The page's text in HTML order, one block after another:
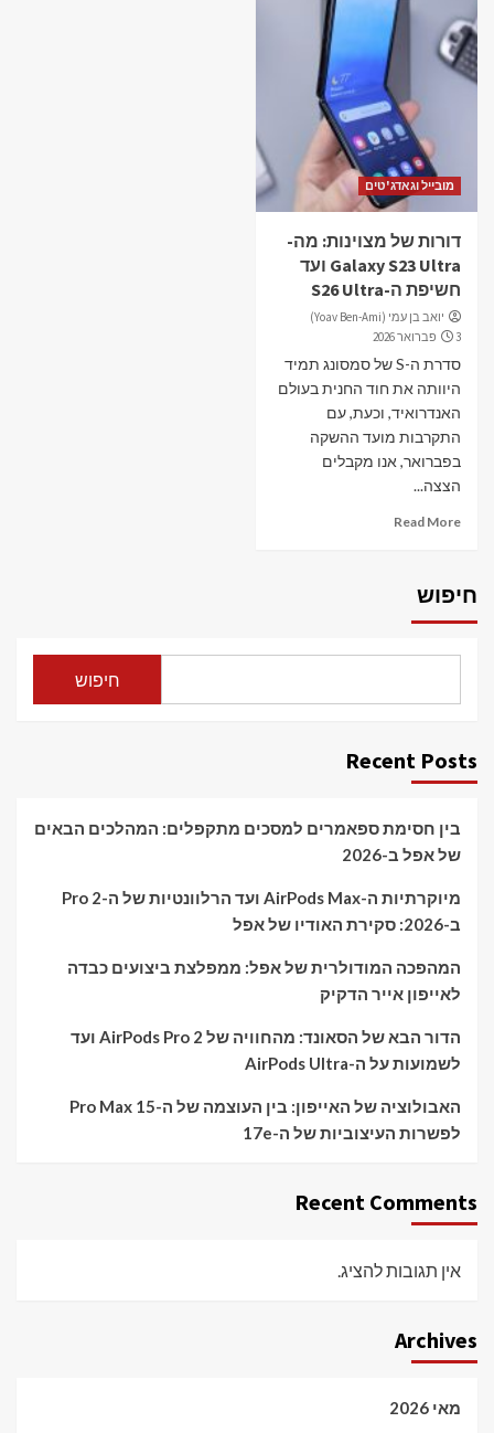
מובייל וגאדג'טים
דורות של מצוינות: מה-
Galaxy S23 Ultra ועד
חשיפת ה-S26 Ultra
יואב בן עמי (Yoav Ben-Ami)
3 פברואר 2026
סדרת ה-S של סמסונג תמיד
היוותה את חוד החנית בעולם
האנדרואיד, וכעת, עם
התקרבות מועד ההשקה
בפברואר, אנו מקבלים
הצצה...
Read More
חיפוש
חיפוש
Recent Posts
בין חסימת ספאמרים למסכים מתקפלים: המהלכים הבאים
של אפל ב-2026
מיוקרתיות ה-AirPods Max ועד הרלוונטיות של ה-Pro 2
ב-2026: סקירת האודיו של אפל
המהפכה המודולרית של אפל: ממפלצת ביצועים כבדה
לאייפון אייר הדקיק
הדור הבא של הסאונד: מהחוויה של AirPods Pro 2 ועד
לשמועות על ה-AirPods Ultra
האבולוציה של האייפון: בין העוצמה של ה-15 Pro Max
לפשרות העיצוביות של ה-17e
Recent Comments
אין תגובות להציג.
Archives
מאי 2026